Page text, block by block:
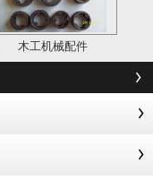
木工机械配件